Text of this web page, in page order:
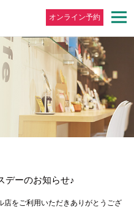
オンライン予約
デーのお知らせ♪
店をご利用いただきありがとうござ